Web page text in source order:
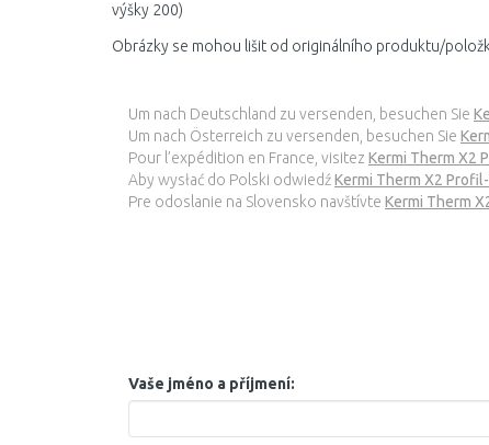
výšky 200)
Obrázky se mohou lišit od originálního produktu/
Um nach Deutschland zu versenden, besuchen Sie
Um nach Österreich zu versenden, besuchen Sie
Pour l’expédition en France, visitez Kermi Therm X2
Aby wysłać do Polski odwiedźKermi Therm X2
Pre odoslanie na Slovensko navštívte Kermi Therm
Vaše jméno a příjmení: